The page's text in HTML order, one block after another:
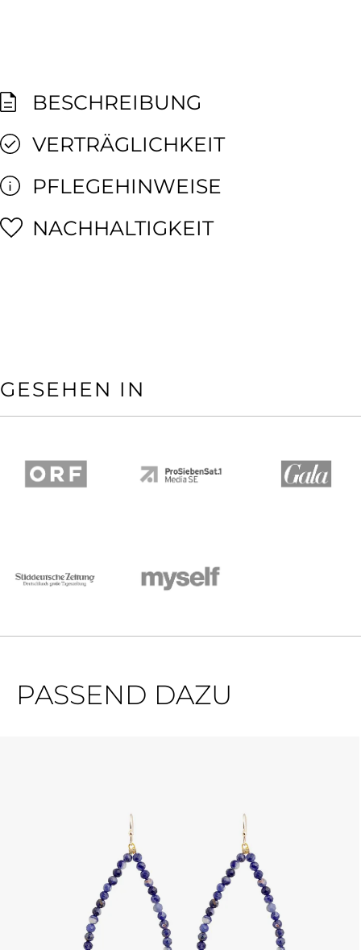
BESCHREIBUNG
VERTRÄGLICHKEIT
PFLEGEHINWEISE
NACHHALTIGKEIT
GESEHEN IN
PASSEND DAZU